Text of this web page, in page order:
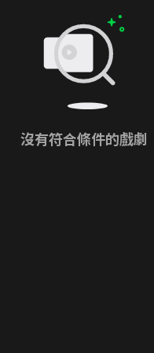
沒有符合條件的戲劇